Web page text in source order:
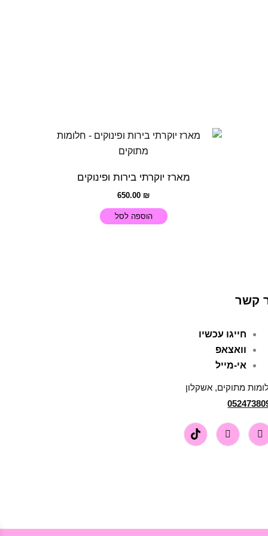
מארז יוקרתי בירות ופינוקים
650.00 ₪
הוספה לסל
קשר
חייגו עכשיו
וואצאפ
אי-מייל
מתוקים, אשקלון